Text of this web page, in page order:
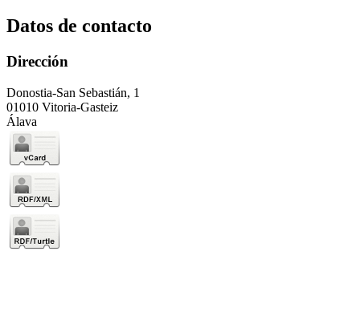
Datos de contacto
Dirección
Donostia-San Sebastián, 1
01010 Vitoria-Gasteiz
Álava